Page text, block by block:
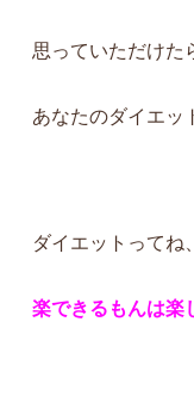
思っていただけた
あなたのダイエッ
ダイエットってね、
楽できるもんは楽